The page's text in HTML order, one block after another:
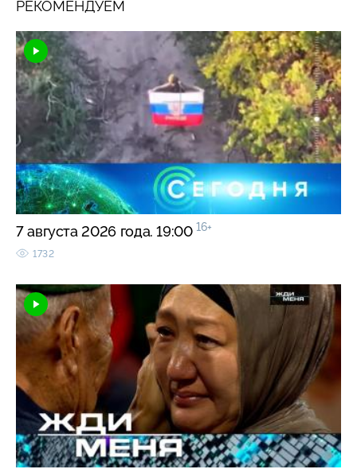
РЕКОМЕНДУЕМ
7 августа 2026 года. 19:00 16+
1732